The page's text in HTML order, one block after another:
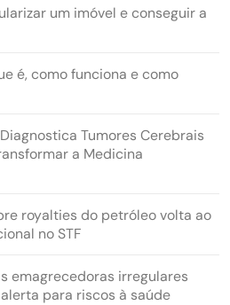
um imóvel e conseguir a
é, como funciona e como
Tumores Cerebrais
a Medicina
royalties do petróleo volta ao
no STF
emagrecedoras irregulares
para riscos à saúde